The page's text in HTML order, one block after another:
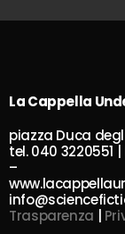
La Cappella
piazza Duca
tel. 040 3220551
–
Trasparenza |